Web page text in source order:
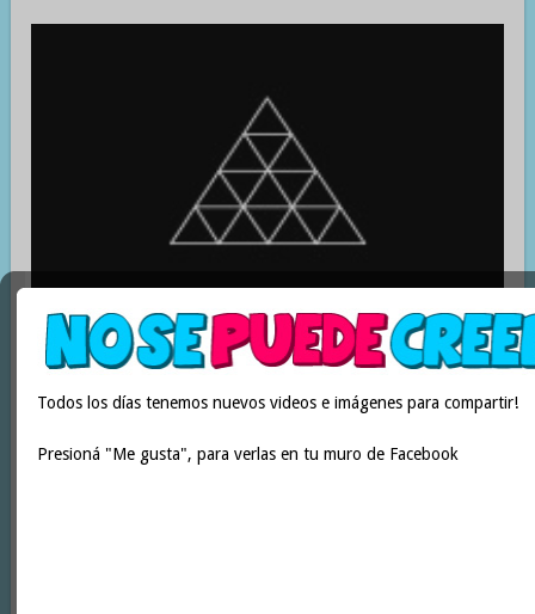
Cuantos triángulos hay? Menos del 30% lo resuelve bien
Todos los días tenemos nuevos videos e imágenes para compartir!
Presioná "Me gusta", para verlas en tu muro de Facebook